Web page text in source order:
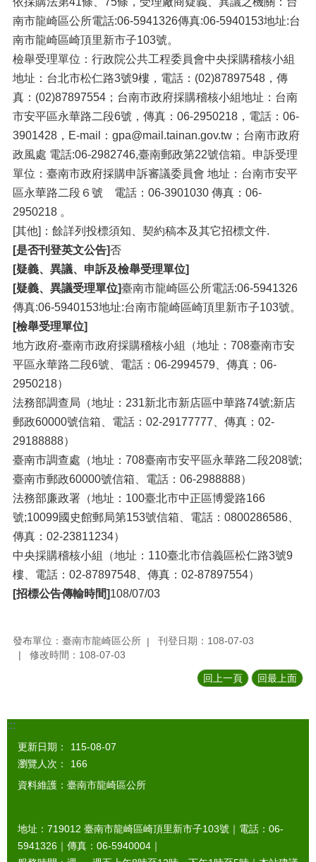
南市龍崎區公所電話:06-5941326傳真:06-5940153地址:台
南市龍崎區崎頂里新市子103號。
檢舉受理單位：行政院公共工程委員會中央採購稽核小組
地址：台北市松仁路3號9樓，電話：(02)87897548，傳
真：(02)87897554；台南市政府採購稽核小組地址：台南
市安平區永華路二段6號，傳真：06-2950218，電話：06-
3901428，E-mail：gpa@mail.tainan.gov.tw；台南市政府
政風處 電話:06-2982746,臺南郵政第22號信箱。申訴受理
單位：臺南市政府採購申訴審議委員會 地址：台南市安平
區永華路二段６號 電話：06-3901030 傳真：06-
2950218 。
[其他]：餘詳列投標須知、契約稿本及其它招標文件.
[是否刊登英文公告]否
[疑義、異議、申訴及檢舉受理單位]
[疑義、異議受理單位]臺南市龍崎區公所電話:06-5941326
傳真:06-5940153地址:台南市龍崎區崎頂里新市子103號。
[檢舉受理單位]
地方政府-臺南市政府採購稽核小組（地址：708臺南市安
平區永華路二段6號、電話：06-2994579、傳真：06-
2950218）
法務部調查局（地址：231新北市新店區中華路74號;新店
郵政60000號信箱、電話：02-29177777、傳真：02-
29188888）
臺南市調查處（地址：708臺南市安平區永華路二段208號;
臺南市郵政60000號信箱、電話：06-2988888）
法務部廉政署（地址：100臺北市中正區博愛路166
號;10099國史館郵局第153號信箱、電話：0800286586、
傳真：02-23811234）
中央採購稽核小組（地址：110臺北市信義區松仁路3號9
樓、電話：02-87897548、傳真：02-87897554）
[招標公告傳輸時間]108/07/03
發布單位：臺南市龍崎區公所
刊登日期：108-07-03
修改時間：108-07-03
回上一頁 回最上面
:::
更新日期：
115-08-07
瀏覽人次：
166
資料維護：臺南市龍崎區公所
地址：719012 臺南市龍崎區崎頂里新市子103號｜電話：06-
5941326｜傳真：06-5940004｜